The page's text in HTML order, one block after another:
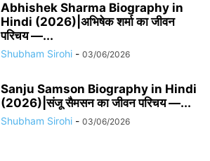
Abhishek Sharma Biography in
Hindi (2026)|अभिषेक शर्मा का जीवन
परिचय —...
Shubham Sirohi - 03/06/2026
Sanju Samson Biography in Hindi
(2026)|संजू सैमसन का जीवन परिचय —...
Shubham Sirohi - 03/06/2026